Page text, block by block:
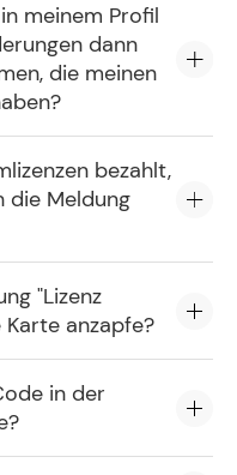
meinem Profil
dann
die meinen
bezahlt,
die Meldung
"Lizenz
anzapfe?
in der